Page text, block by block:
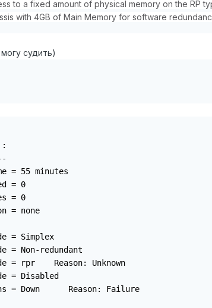
to a fixed amount of physical memory on the RP
with 4GB of Main Memory for software
судить)
:
= 55 minutes
= 0
= 0
= none
= Simplex
= Non-redundant
= rpr    Reason: Unknown
= Disabled
= Down      Reason: Failure